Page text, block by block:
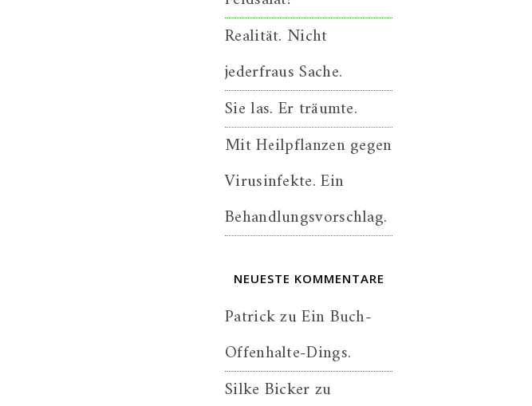
Realität. Nicht
jederfraus Sache.
Sie las. Er träumte.
Mit Heilpflanzen gegen
Virusinfekte. Ein
Behandlungsvorschlag.
NEUESTE KOMMENTARE
PatrickzuEin Buch-
Offenhalte-Dings.
Silke Bickerzu